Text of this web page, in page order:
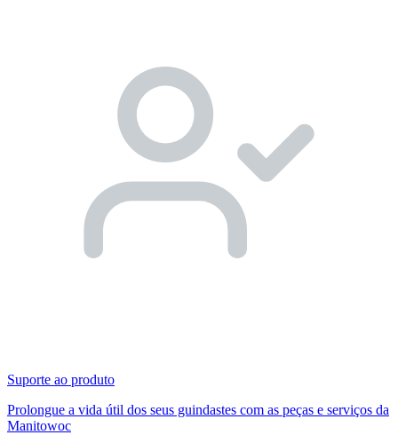
Suporte ao produto
Prolongue a vida útil dos seus guindastes com as peças e serviços da
Manitowoc